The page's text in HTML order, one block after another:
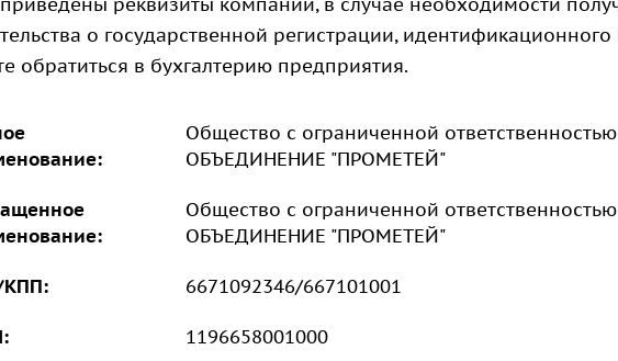
о государственной регистрации,
обратиться в бухгалтерию предприятия.
Общество с ограниченной
ОБЪЕДИНЕНИЕ "ПРОМЕТЕЙ"⁠
Общество с ограниченной
ОБЪЕДИНЕНИЕ "ПРОМЕТЕЙ"
6671092346/667101001
1196658001000